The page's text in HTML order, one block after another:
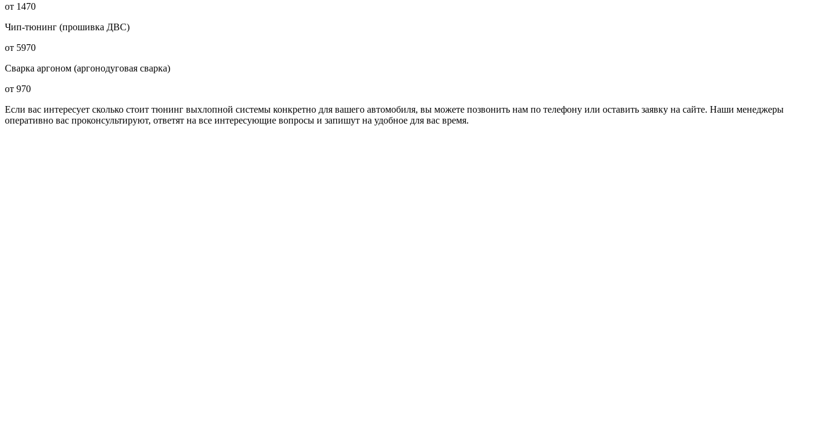
от 1470
Чип-тюнинг (прошивка ДВС)
от 5970
Сварка аргоном (аргонодуговая сварка)
от 970
Если вас интересует сколько стоит тюнинг выхлопной системы конкретно для вашего автомобиля, вы можете позвонить нам по телефону или оставить заявку на сайте. Наши менеджеры
оперативно вас проконсультируют, ответят на все интересующие вопросы и запишут на удобное для вас время.